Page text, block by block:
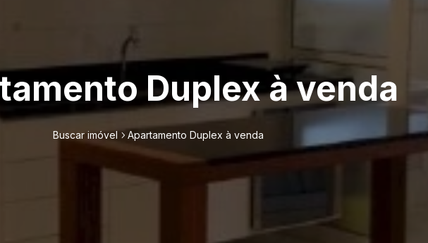
Duplex à venda
Buscar imóvel Apartamento Duplex à venda